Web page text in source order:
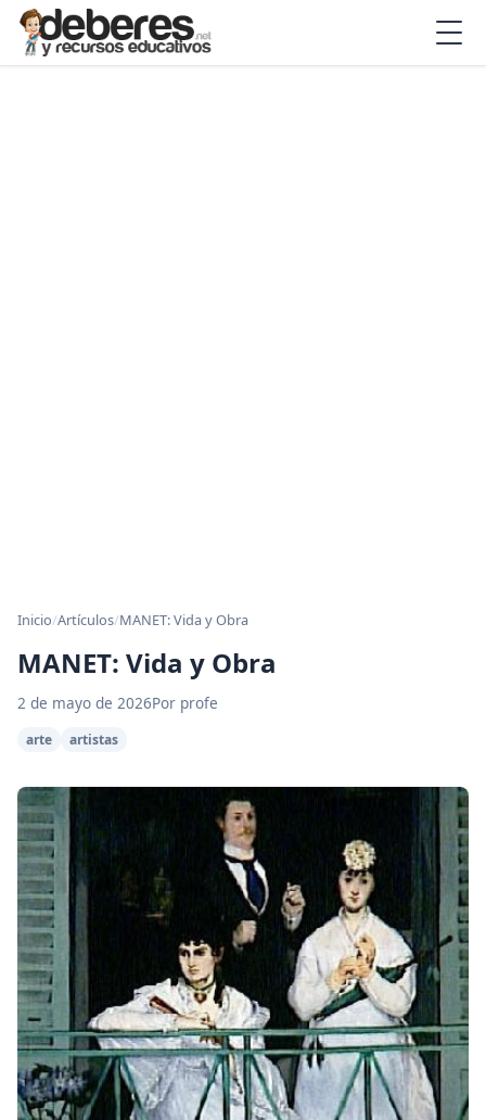
Inicio/Artículos/MANET: Vida y Obra
MANET: Vida y Obra
2 de mayo de 2026Por profe
arte artistas